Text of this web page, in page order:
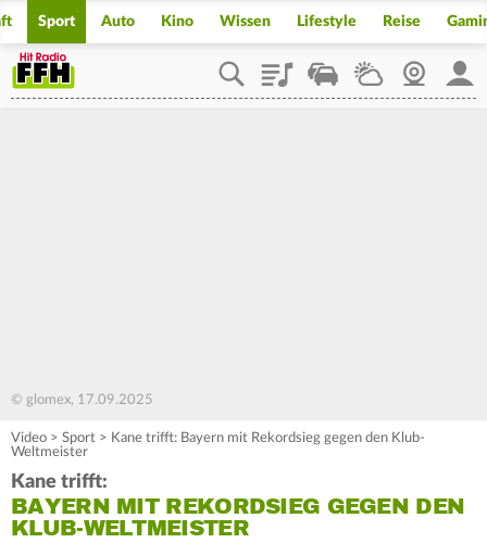
Sport Auto Kino Wissen Lifestyle Reise
PlaylistStaupilotWetterWebcam
© glomex, 17.09.2025
Video > Sport > Kane trifft: Bayern mit Rekordsieg gegen den Klub-
Weltmeister
Kane trifft:
BAYERN MIT REKORDSIEG GEGEN DEN
KLUB-WELTMEISTER